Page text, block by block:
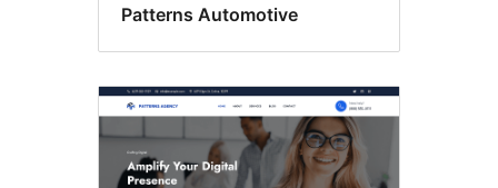
Patterns Automotive